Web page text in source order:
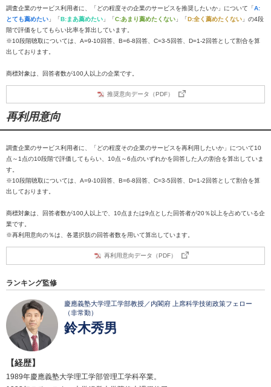
調査企業のサービス利用者に、「どの程度その企業のサービスを推奨したいか」について「A:
とても薦めたい 」「B:まあ薦めたい 」「C:あまり薦めたくない 」「D:全く薦めたくない 」の4段
階で評価をしてもらい比率を算出しています。
※10段階聴取については、A=9-10回答、B=6-8回答、C=3-5回答、D=1-2回答として割合を算
出しております。
商標対象は、回答者数が100人以上の企業です。
推奨意向データ（PDF）
再利用意向
調査企業のサービス利用者に、「どの程度その企業のサービスを再利用したいか」について10
点～1点の10段階で評価してもらい、10点～6点のいずれかを回答した人の割合を算出していま
す。
※10段階聴取については、A=9-10回答、B=6-8回答、C=3-5回答、D=1-2回答として割合を算
出しております。
商標対象は、回答者数が100人以上で、10点または9点とした回答者が20％以上を占めている企
業です。
※再利用意向の％は、各選択肢の回答者数を用いて算出しています。
再利用意向データ（PDF）
ランキング監修
慶應義塾大学理工学部教授／内閣府 上席科学技術政策フェロー
（非常勤）
鈴木秀男
【経歴】
1989年慶應義塾大学理工学部管理工学科卒業。